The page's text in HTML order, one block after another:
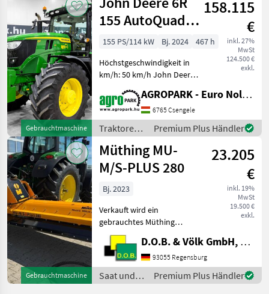
Gebrauchtmaschine
155 AutoQuad
Plus 20/20 50
km/h, axle
suspens
158.115
€
inkl. 27%
MwSt
124.500 €
exkl.
155 PS/114 kW Bj. 2024
467 h
Höchstgeschwindigkeit in
km/h: 50 km/h John Deere
AutoQuad Plus 20/20 50
km/h, Achsfederung,
Kabinenfederung, G5,
AutoTrac bereit,
Druckluftbre
AGROPARK - Euro Noliker Kft.
6765 Csengele
Traktoren /
John Deere
Premium Plus Händler
Gebrauchtmaschine
Müthing MU-
M/S-PLUS 280
23.205
€
inkl. 19%
MwSt
19.500 €
exkl.
Bj. 2023
Verkauft wird ein
gebrauchtes Müthing
Mulchgerät MU-M/S-PLUS
280 Leistungsangabe vom
Hersteller 160 bis 200 PS
mit ca. 80 gefahrene Hektar
Grundausstattung: • Aus
D.O.B. & Völk GmbH, Filiale Regensburg
93055 Regensburg
Saat und
Pflege /
Premium Plus Händler